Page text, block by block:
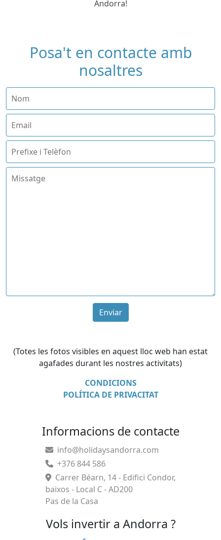
Andorra!
Posa't en contacte amb
nosaltres
Enviar
(Totes les fotos visibles en aquest lloc web han estat
agafades durant les nostres activitats)
CONDICIONS
POLÍTICA DE PRIVACITAT
Informacions de contacte
info@holidaysandorra.com
+376 844 586
Carrer Béarn, 14 - Edifici Condor,
baixos - Local C - AD200
Pas de la Casa
Vols invertir a Andorra ?